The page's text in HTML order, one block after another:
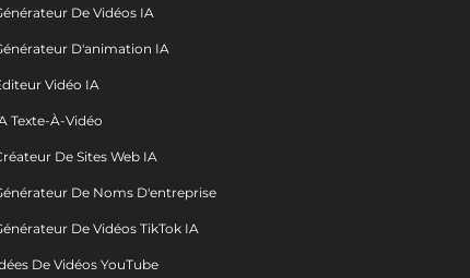
De Vidéos IA
D'animation IA
Vidéo IA
Texte-À-Vidéo
De Sites Web IA
De Noms D'entreprise
De Vidéos TikTok IA
De Vidéos YouTube